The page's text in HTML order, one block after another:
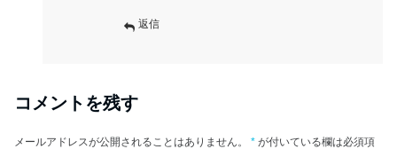
返信
コメントを残す
メールアドレスが公開されることはありません。 * が付いている欄は必須項